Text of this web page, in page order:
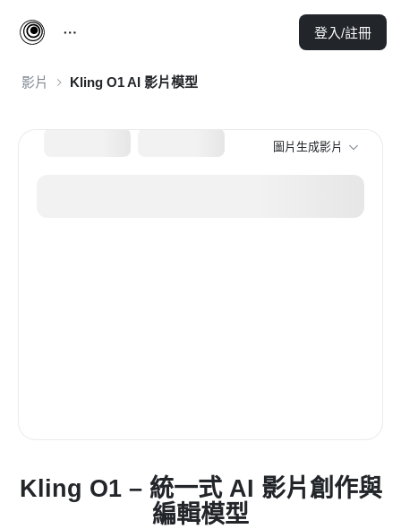
登入/註冊
影片 Kling O1 AI 影片模型
Kling O1 – 統一式 AI 影片創作與
編輯模型
圖片生成影片